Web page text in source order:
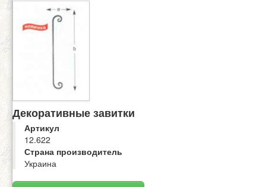
Декоративные завитки
Артикул
12.622
Страна производитель
Украина